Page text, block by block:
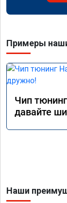
Примеры
Чип
давайте
Наши